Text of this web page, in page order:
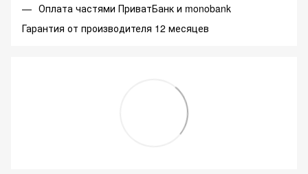
Оплата частями ПриватБанк и monobank
Гарантия от производителя 12 месяцев